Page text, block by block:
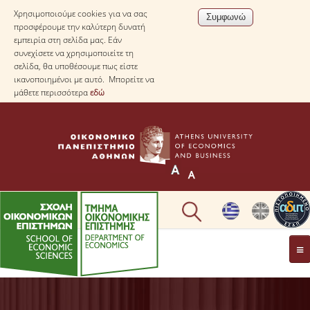
Χρησιμοποιούμε cookies για να σας
προσφέρουμε την καλύτερη δυνατή
εμπειρία στη σελίδα μας. Εάν
συνεχίσετε να χρησιμοποιείτε τη
σελίδα, θα υποθέσουμε πως είστε
ικανοποιημένοι με αυτό. Μπορείτε να
μάθετε περισσότεραεδώ
ΤΟ TΜΗΜΑ